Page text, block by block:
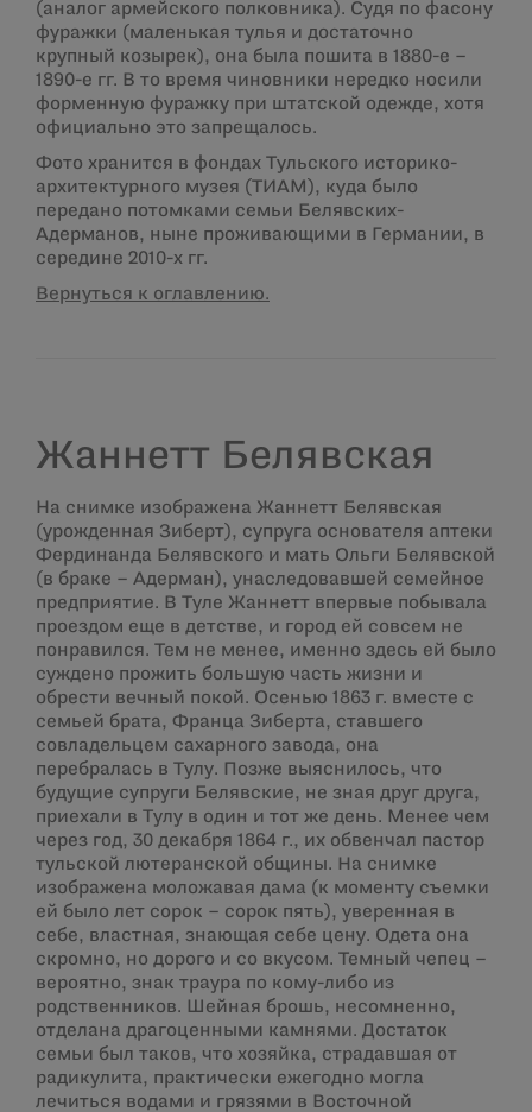
(аналог армейского полковника). Судя по фасону
фуражки (маленькая тулья и достаточно
крупный козырек), она была пошита в 1880-е –
1890-е гг. В то время чиновники нередко носили
форменную фуражку при штатской одежде, хотя
официально это запрещалось.
Фото хранится в фондах Тульского историко-
архитектурного музея (ТИАМ), куда было
передано потомками семьи Белявских-
Адерманов, ныне проживающими в Германии, в
середине 2010-х гг.
Вернуться к оглавлению.
Жаннетт Белявская
На снимке изображена Жаннетт Белявская
(урожденная Зиберт), супруга основателя аптеки
Фердинанда Белявского и мать Ольги Белявской
(в браке – Адерман), унаследовавшей семейное
предприятие. В Туле Жаннетт впервые побывала
проездом еще в детстве, и город ей совсем не
понравился. Тем не менее, именно здесь ей было
суждено прожить большую часть жизни и
обрести вечный покой. Осенью 1863 г. вместе с
семьей брата, Франца Зиберта, ставшего
совладельцем сахарного завода, она
перебралась в Тулу. Позже выяснилось, что
будущие супруги Белявские, не зная друг друга,
приехали в Тулу в один и тот же день. Менее чем
через год, 30 декабря 1864 г., их обвенчал пастор
тульской лютеранской общины. На снимке
изображена моложавая дама (к моменту съемки
ей было лет сорок – сорок пять), уверенная в
себе, властная, знающая себе цену. Одета она
скромно, но дорого и со вкусом. Темный чепец –
вероятно, знак траура по кому-либо из
родственников. Шейная брошь, несомненно,
отделана драгоценными камнями. Достаток
семьи был таков, что хозяйка, страдавшая от
радикулита, практически ежегодно могла
лечиться водами и грязями в Восточной